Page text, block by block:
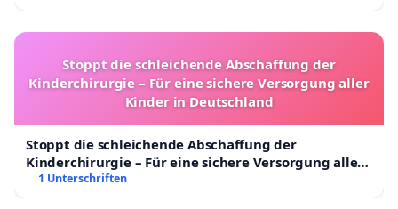
Stoppt die schleichende Abschaffung der
Kinderchirurgie – Für eine sichere Versorgung aller
Kinder in Deutschland
Stoppt die schleichende Abschaffung der
Kinderchirurgie – Für eine sichere Versorgung aller
Kinder in Deutschland
1 Unterschriften